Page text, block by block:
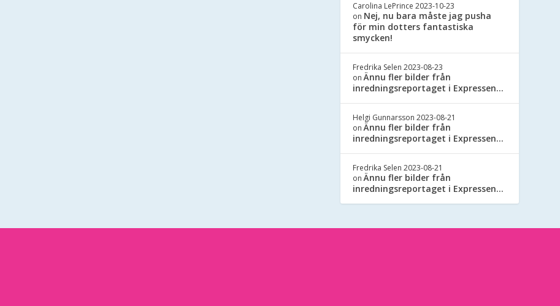
Carolina LePrince 2023-10-23
on Nej, nu bara måste jag pusha
för min dotters fantastiska
smycken!
Fredrika Selen 2023-08-23
onÄnnu fler bilder från
inredningsreportaget i Expressen…
Helgi Gunnarsson 2023-08-21
onÄnnu fler bilder från
inredningsreportaget i Expressen…
Fredrika Selen 2023-08-21
onÄnnu fler bilder från
inredningsreportaget i Expressen…